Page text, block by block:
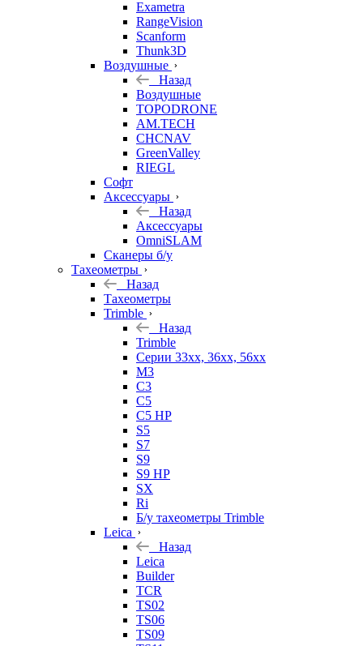
Exametra
RangeVision
Scanform
Thunk3D
Воздушные
Назад
Воздушные
TOPODRONE
AM.TECH
CHCNAV
GreenValley
RIEGL
Софт
Аксессуары
Назад
Аксессуары
OmniSLAM
Сканеры б/у
Тахеометры
Назад
Тахеометры
Trimble
Назад
Trimble
Серии 33xx, 36xx, 56xx
M3
C3
C5
C5 HP
S5
S7
S9
S9 HP
SX
Ri
Б/у тахеометры Trimble
Leica
Назад
Leica
Builder
TCR
TS02
TS06
TS09